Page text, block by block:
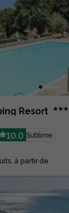
Resort ★★★
10.0 Sublime
à partir de